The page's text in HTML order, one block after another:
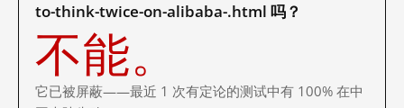
to-think-twice-on-alibaba-.html 吗？
不能。
它已被屏蔽——最近 1 次有定论的测试中有 100% 在中